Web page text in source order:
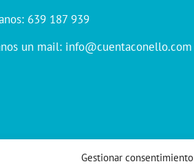
Gestionar consentimiento
639 187 939
un mail: info@cuentaconello.com